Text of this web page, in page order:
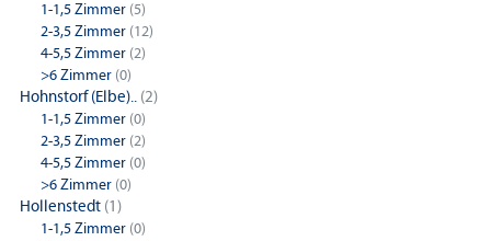
1-1,5 Zimmer (5)
2-3,5 Zimmer (12)
4-5,5 Zimmer (2)
>6 Zimmer (0)
Hohnstorf (Elbe).. (2)
1-1,5 Zimmer (0)
2-3,5 Zimmer (2)
4-5,5 Zimmer (0)
>6 Zimmer (0)
Hollenstedt (1)
1-1,5 Zimmer (0)